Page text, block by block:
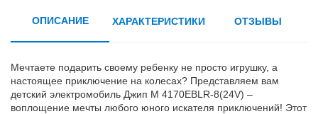
ОПИСАНИЕ
Мечтаете подарить своему ребенку не просто игрушку, а
настоящее приключение на колесах? Представляем вам
детский электромобиль Джип M 4170EBLR-8(24V) –
воплощение мечты любого юного искателя приключений! Этот
ХАРАКТЕРИСТИКИ ОТЗЫВЫ